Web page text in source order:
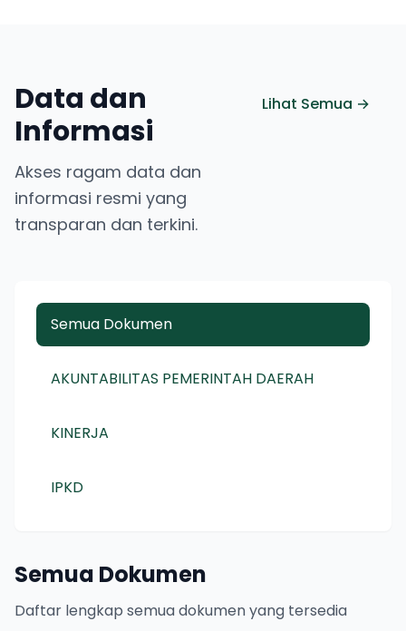
Data dan
Informasi
Akses ragam data dan
informasi resmi yang
transparan dan terkini.
Lihat Semua →
Semua Dokumen
AKUNTABILITAS PEMERINTAH DAERAH
KINERJA
IPKD
Semua Dokumen
Daftar lengkap semua dokumen yang tersedia